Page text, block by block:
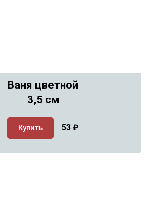
Ваня цветной
3,5 см
Купить 53 ₽